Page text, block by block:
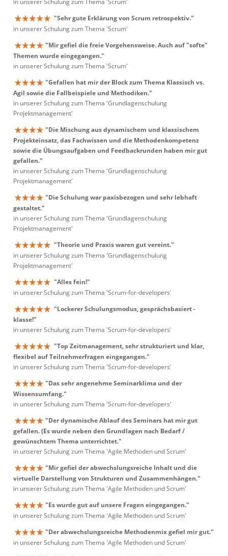
in unserer Schulung zum Thema 'Scrum'
"Sehr gute Erklärung von Scrum retrospektiv."
in unserer Schulung zum Thema 'Scrum'
"Mir gefiel die freie Vorgehensweise. Auch auf "softe"
Themen wurde eingegangen."
in unserer Schulung zum Thema 'Scrum'
"Gefallen hat mir der Block zum Thema Klassisch vs.
Agil sowie die Fallbeispiele und Methodiken."
in unserer Schulung zum Thema 'Grundlagenschulung
Projektmanagement'
"Die Mischung aus dynamischem und klassischem
Projekteinsatz, das Fachwissen und die Methodenkompetenz
sowie die Übungsaufgaben und Feedbackrunden haben mir gut
gefallen."
in unserer Schulung zum Thema 'Grundlagenschulung
Projektmanagement'
"Die Schulung war paxisbezogen und sehr lebhaft
gestaltet."
in unserer Schulung zum Thema 'Grundlagenschulung
Projektmanagement'
"Theorie und Praxis waren gut vereint."
in unserer Schulung zum Thema 'Grundlagenschulung
Projektmanagement'
"Alles fein!"
in unserer Schulung zum Thema 'Scrum-for-developers'
"Lockerer Schulungsmodus, gesprächsbasiert -
klasse!"
in unserer Schulung zum Thema 'Scrum-for-developers'
"Top Zeitmanagement, sehr strukturiert und klar,
flexibel auf Teilnehmerfragen eingegangen."
in unserer Schulung zum Thema 'Scrum-for-developers'
"Das sehr angenehme Seminarklima und der
Wissensumfang."
in unserer Schulung zum Thema 'Scrum-for-developers'
"Der dynamische Ablauf des Seminars hat mir gut
gefallen. (Es wurde neben den Grundlagen nach Bedarf /
gewünschtem Thema unterrichtet."
in unserer Schulung zum Thema 'Agile Methoden und Scrum'
"Mir gefiel der abwechslungsreiche Inhalt und die
virtuelle Darstellung von Strukturen und Zusammenhängen."
in unserer Schulung zum Thema 'Agile Methoden und Scrum'
"Es wurde gut auf unsere Fragen eingegangen."
in unserer Schulung zum Thema 'Agile Methoden und Scrum'
"Der abwechslungsreiche Methodenmix gefiel mir gut."
in unserer Schulung zum Thema 'Agile Methoden und Scrum'